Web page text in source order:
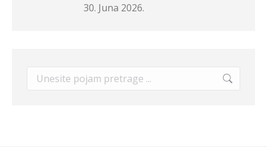
30. Juna 2026.
Search: